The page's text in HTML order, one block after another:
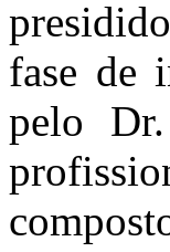
fase de
pelo